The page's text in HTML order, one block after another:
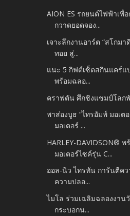
AION ES รถยนต์ไฟฟ้าเ
กวาดยอดจอง...
เจาะลึกงานอาร์ต “สโกม
ทอย สู่...
แนะ 5 กิฟต์เซ็ตสกินแคร์
พร้อมฉลอ...
คราฟตัน ศึกชิงแชมป์โลกพั
พาส่องบูธ “ไทรอัมพ์ มอเต
มอเตอร์ ...
HARLEY-DAVIDSON®
มอเตอร์ไซค์รุ่น C...
ออล-นิว ไทรทัน การันตีค
ความปลอ...
ไมโล ร่วมเฉลิมฉลองงา
กระบอกน...